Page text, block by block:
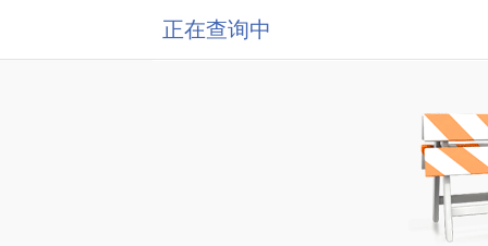
正在查询中